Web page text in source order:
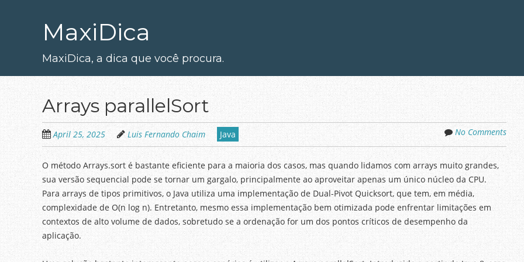
MaxiDica
MaxiDica, a dica que você procura.
Arrays parallelSort
April 25, 2025 Luis Fernando Chaim Java No Comments
O método Arrays.sort é bastante eficiente para a maioria dos casos, mas quando lidamos com arrays muito grandes,
sua versão sequencial pode se tornar um gargalo, principalmente ao aproveitar apenas um único núcleo da CPU.
Para arrays de tipos primitivos, o Java utiliza uma implementação de Dual-Pivot Quicksort, que tem, em média,
complexidade de O(n log n). Entretanto, mesmo essa implementação bem otimizada pode enfrentar limitações em
contextos de alto volume de dados, sobretudo se a ordenação for um dos pontos críticos de desempenho da
aplicação.